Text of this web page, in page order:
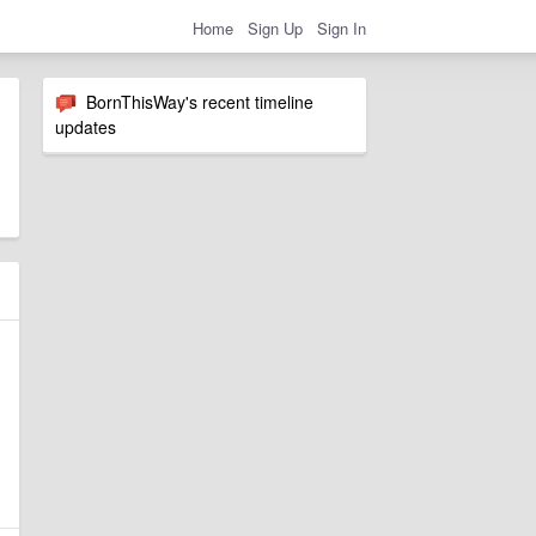
Home Sign Up Sign In
BornThisWay's recent timeline
updates